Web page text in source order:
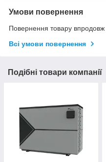
Умови повернення
Повернення товару впродовж
Всі умови повернення
Подібні товари компанії